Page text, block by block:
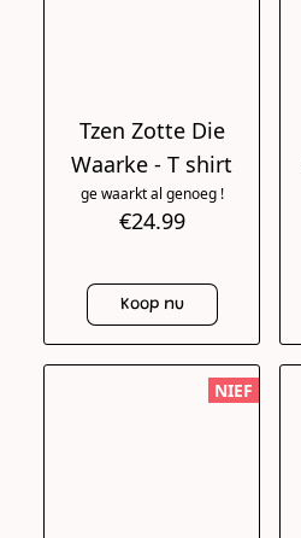
Tzen Zotte Die
Waarke - T shirt
ge waarkt al genoeg !
€24.99
Koop nu
NIEF